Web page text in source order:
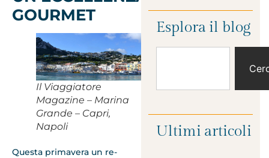
GOURMET
Il Viaggiatore
Magazine – Marina
Grande – Capri,
Napoli
Questa primavera un re-
Esplora il blog
Ultimi articoli